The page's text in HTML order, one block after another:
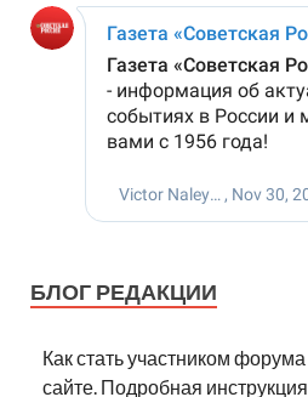
БЛОГ РЕДАКЦИИ
Как стать участником
сайте. Подробная инструкция